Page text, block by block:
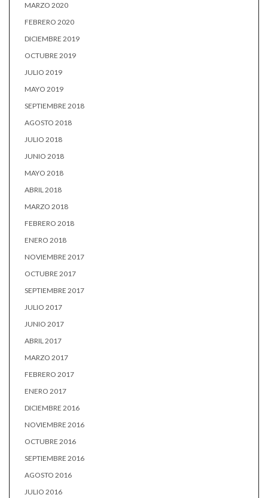
MARZO 2020
FEBRERO 2020
DICIEMBRE 2019
OCTUBRE 2019
JULIO 2019
MAYO 2019
SEPTIEMBRE 2018
AGOSTO 2018
JULIO 2018
JUNIO 2018
MAYO 2018
ABRIL 2018
MARZO 2018
FEBRERO 2018
ENERO 2018
NOVIEMBRE 2017
OCTUBRE 2017
SEPTIEMBRE 2017
JULIO 2017
JUNIO 2017
ABRIL 2017
MARZO 2017
FEBRERO 2017
ENERO 2017
DICIEMBRE 2016
NOVIEMBRE 2016
OCTUBRE 2016
SEPTIEMBRE 2016
AGOSTO 2016
JULIO 2016